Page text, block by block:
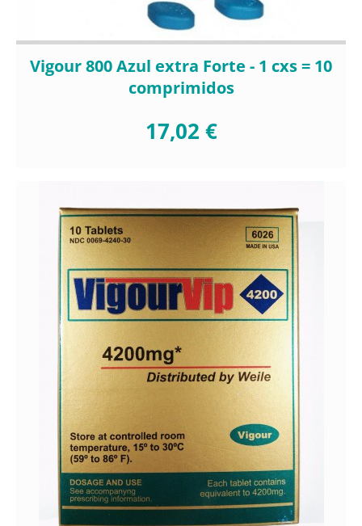
Vigour 800 Azul extra Forte - 1 cxs = 10
comprimidos
17,02 €